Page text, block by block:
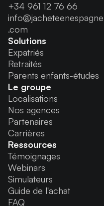
+34 961 12 76 66
info@jacheteenespagne
.com
Solutions
Expatriés
Retraités
Parents enfants-études
Le groupe
Localisations
Nos agences
Partenaires
Carrières
Ressources
Témoignages
Webinars
Simulateurs
Guide de l'achat
FAQ